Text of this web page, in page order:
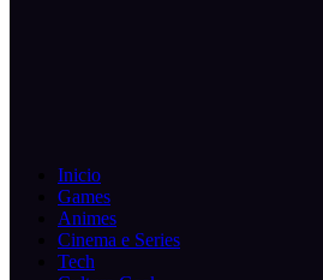
Inicio
Games
Animes
Cinema e Series
Tech